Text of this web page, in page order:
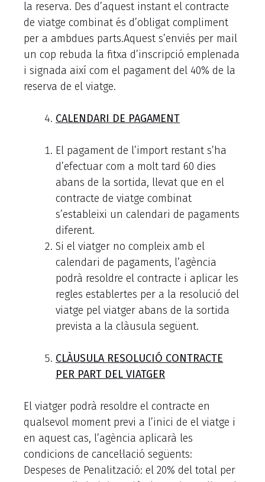
la reserva. Des d’aquest instant el contracte
de viatge combinat és d’obligat compliment
per a ambdues parts.Aquest s’enviés per mail
un cop rebuda la fitxa d’inscripció emplenada
i signada així com el pagament del 40% de la
reserva de el viatge.
CALENDARI DE PAGAMENT
El pagament de l’import restant s’ha
d’efectuar com a molt tard 60 dies
abans de la sortida, llevat que en el
contracte de viatge combinat
s’estableixi un calendari de pagaments
diferent.
Si el viatger no compleix amb el
calendari de pagaments, l’agència
podrà resoldre el contracte i aplicar les
regles establertes per a la resolució del
viatge pel viatger abans de la sortida
prevista a la clàusula següent.
CLÀUSULA RESOLUCIÓ CONTRACTE
PER PART DEL VIATGER
El viatger podrà resoldre el contracte en
qualsevol moment previ a l’inici de el viatge i
en aquest cas, l’agència aplicarà les
condicions de cancel·lació següents:
Despeses de Penalització: el 20% del total per